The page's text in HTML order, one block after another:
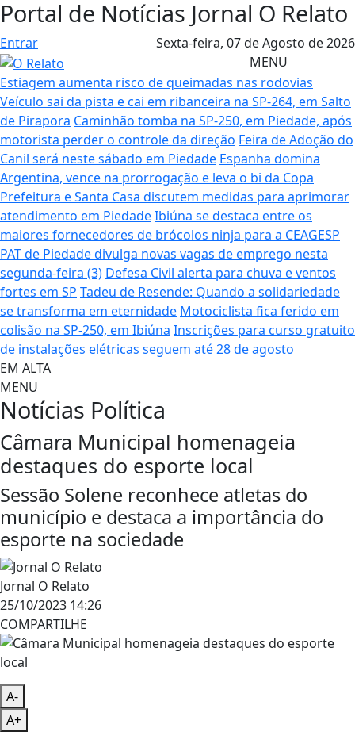
Portal de Notícias Jornal O Relato
Entrar Sexta-feira, 07 de Agosto de 2026
MENU
Estiagem aumenta risco de queimadas nas rodovias
Veículo sai da pista e cai em ribanceira na SP-264, em Salto
de Pirapora Caminhão tomba na SP-250, em Piedade, após
motorista perder o controle da direção Feira de Adoção do
Canil será neste sábado em Piedade Espanha domina
Argentina, vence na prorrogação e leva o bi da Copa
Prefeitura e Santa Casa discutem medidas para aprimorar
atendimento em PiedadeIbiúna se destaca entre os
maiores fornecedores de brócolos ninja para a CEAGESP
PAT de Piedade divulga novas vagas de emprego nesta
segunda-feira (3) Defesa Civil alerta para chuva e ventos
fortes em SP Tadeu de Resende: Quando a solidariedade
se transforma em eternidade Motociclista fica ferido em
colisão na SP-250, em Ibiúna Inscrições para curso gratuito
de instalações elétricas seguem até 28 de agosto
EM ALTA
MENU
Notícias Política
Câmara Municipal homenageia
destaques do esporte local
Sessão Solene reconhece atletas do
município e destaca a importância do
esporte na sociedade
Jornal O Relato
25/10/2023 14:26
COMPARTILHE
A-
A+